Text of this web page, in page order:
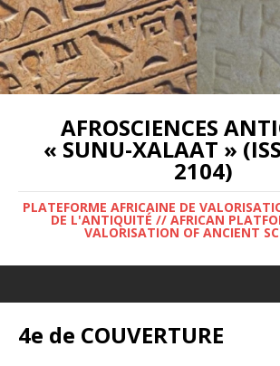
AFROSCIENCES
« SUNU-XALAAT »
2104)
PLATEFORME AFRICAINE DE
DE L'ANTIQUITÉ // AFRICAN
VALORISATION OF ANCIENT
4e de COUVERTURE